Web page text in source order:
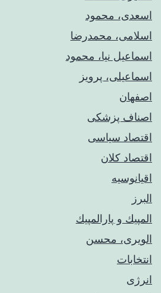
اسعدی، محمود
اسلامی، محمدرضا
اسماعیل نیا، محمود
اسماعیلی، پرویز
اصفهان
اصناف پزشکی
اقتصاد سیاسی
اقتصاد کلان
اقیانوسیه
البرز
المپيك و پارالمپيك
الویری، محسن
انتخابات
انرژی